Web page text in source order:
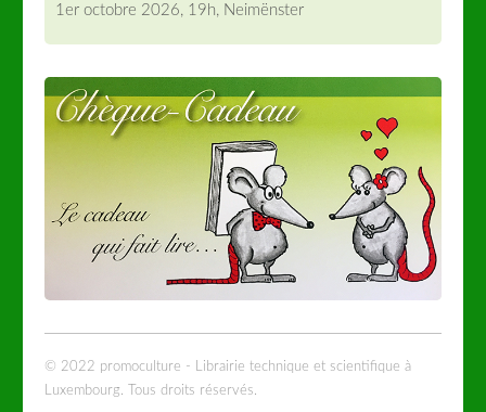
1er octobre 2026, 19h, Neimënster
© 2022 promoculture - Librairie technique et scientifique à
Luxembourg. Tous droits réservés.